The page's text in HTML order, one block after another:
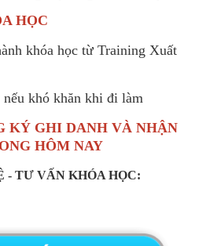
HỌC
khóa học từ Training Xuất
khó khăn khi đi làm
KÝ GHI DANH VÀ NHẬN
HÔM NAY
- TƯ VẤN KHÓA HỌC: